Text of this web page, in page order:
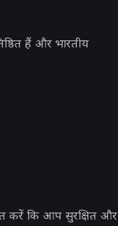
हैं और भारतीय
करें कि आप सुरक्षित और